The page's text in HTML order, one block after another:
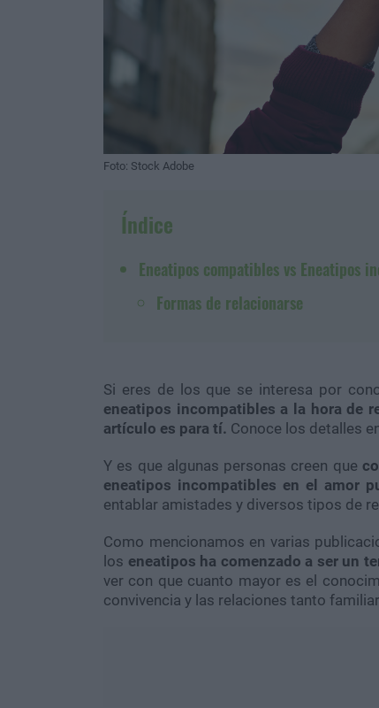
Foto: Stock Adobe
Índice
Eneatipos compatibles vs Eneatipos
Formas de relacionarse
Si eres de los que se interesa por
eneatipos incompatibles a la hora de
artículo es para tí. Conoce los detalles
Y es que algunas personas creen que
eneatipos incompatibles en el amor
entablar amistades y diversos tipos de
Como mencionamos en varias
los eneatipos ha comenzado a ser un
ver con que cuanto mayor es el
convivencia y las relaciones tanto